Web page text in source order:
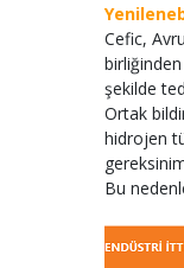
Cefic,
şekilde
Ortak
hidrojen
Bu